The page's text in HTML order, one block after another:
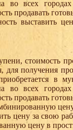
во всех
продавать
выставить
стоимость
для получения
в
во всех
продавать
цену за свою
цену в